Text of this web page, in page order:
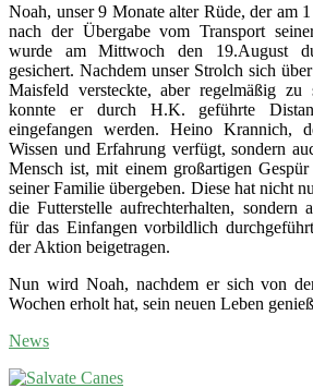
Noah, unser 9 Monate alter Rüde, der am
nach der Übergabe vom Transport
wurde am Mittwoch den 19.August
gesichert. Nachdem unser Strolch sich
Maisfeld versteckte, aber regelmäßig zu
konnte er durch H.K. geführte
eingefangen werden. Heino Krannich,
Wissen und Erfahrung verfügt, sondern
Mensch ist, mit einem großartigen
seiner Familie übergeben. Diese hat nicht
die Futterstelle aufrechterhalten, sondern
für das Einfangen vorbildlich
der Aktion beigetragen.
Nun wird Noah, nachdem er sich von
Wochen erholt hat, sein neuen Leben
News